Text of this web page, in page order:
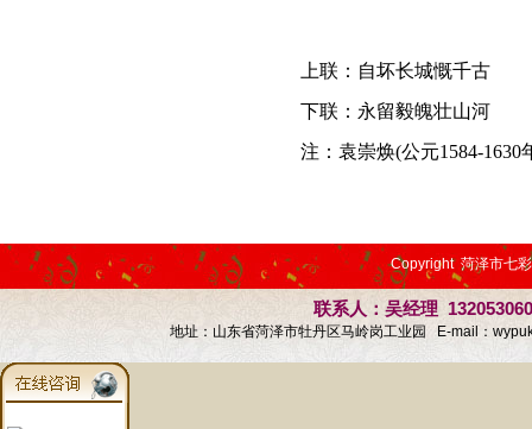
上联：自坏长城慨千古
下联：永留毅魄壮山河
注：袁崇焕(公元1584-
Copyright 菏泽市七
联系人：吴经理
地址：山东省菏泽市牡丹区马岭岗工业园 E-mail：